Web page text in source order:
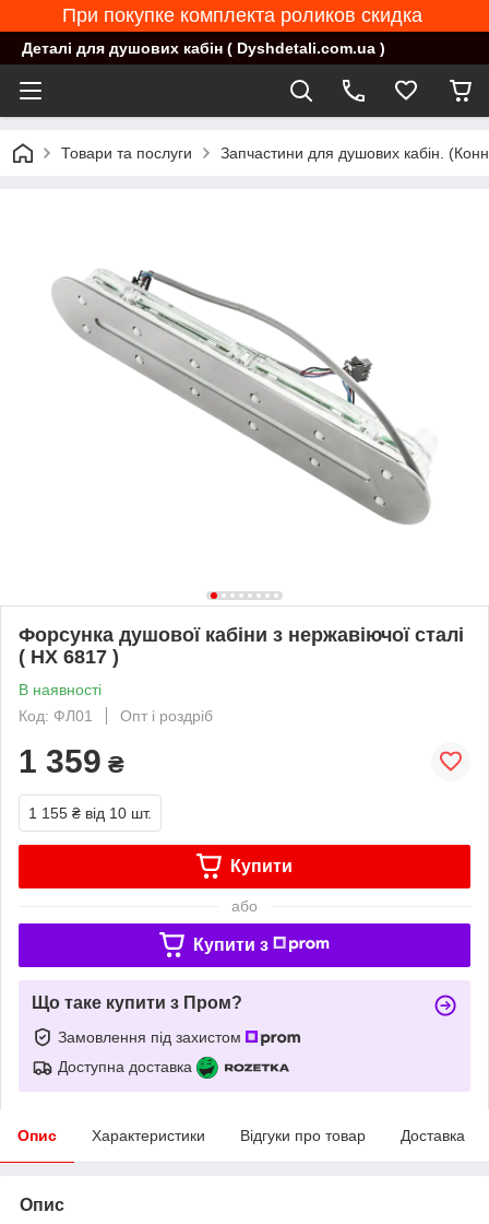
При покупке комплекта роликов скидка
Деталі для душових кабін ( Dyshdetali.com.ua )
Товари та послуги Запчастини для душових кабін.
Форсунка душової кабіни з нержавіючої сталі
( НХ 6817 )
В наявності
Код: ФЛ01
Опт і роздріб
1 359 ₴
1 155 ₴ від 10 шт.
Купити
або
Купити з
Що таке купити з Пром?
Замовлення під захистом
Доступна доставка
Опис Характеристики Відгуки про товар Доставка
Опис